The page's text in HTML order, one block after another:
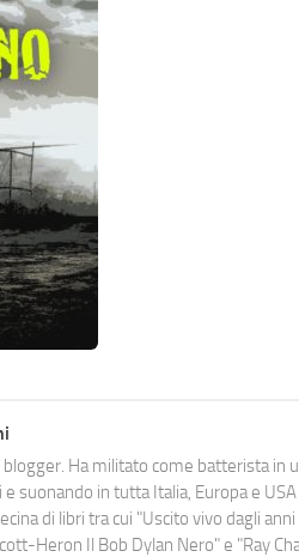
Ha militato come batterista in
suonando in tutta Italia, Europa e
di libri tra cui "Uscito vivo dagli
Heron Il Bob Dylan Nero" e "Ray